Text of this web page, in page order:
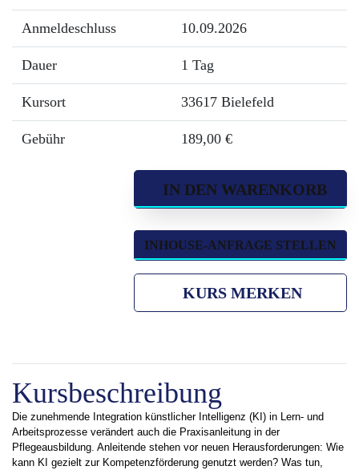
Anmeldeschluss 10.09.2026
Dauer 1 Tag
Kursort 33617 Bielefeld
Gebühr 189,00 €
IN DEN WARENKORB
INHOUSE-ANFRAGE STELLEN
KURS MERKEN
Kursbeschreibung
Die zunehmende Integration künstlicher Intelligenz (KI) in Lern- und
Arbeitsprozesse verändert auch die Praxisanleitung in der
Pflegeausbildung. Anleitende stehen vor neuen Herausforderungen: Wie
kann KI gezielt zur Kompetenzförderung genutzt werden? Was tun,